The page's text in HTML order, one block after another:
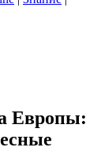
Европы: